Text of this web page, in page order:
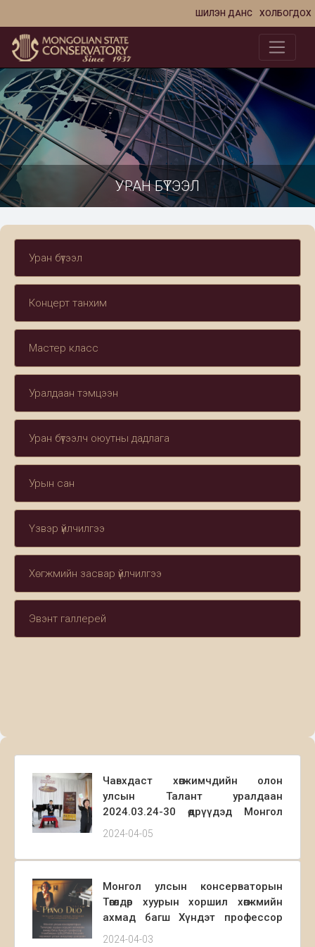
ХОЛБОГДОХ
ШИЛЭН ДАНС
УРАН БҮТЭЭЛ
Уран бүтээл
Концерт танхим
Мастер класс
Уралдаан тэмцээн
Уран бүтээлч оюутны дадлага
Урын сан
Үзвэр үйлчилгээ
Хөгжмийн засвар үйлчилгээ
Эвэнт галлерей
Чавхдаст хөгжимчдийн олон
улсын Талант уралдаан
2024.03.24-30 өдрүүдэд Монгол
улсын Консерваторийн
амжилттай зохион байгуулагдаж
онд Монгол улсын
Консерваторийн Утсан хөгжмийн
тэнхимийн зөвлөх багш,дэд
профессор Б.Цогзолмаа багшийн
2024-04-05
Монгол улсын консерваторын
Төгөлдөр хуурын хоршил хөгжмийн
ахмад багш Хүндэт профессор
Уламбаярын ЦЭЦЭГМАА багшийн
2024-04-03